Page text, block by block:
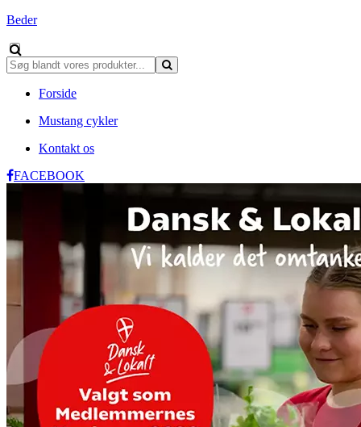
Beder
Forside
Mustang cykler
Kontakt os
FACEBOOK